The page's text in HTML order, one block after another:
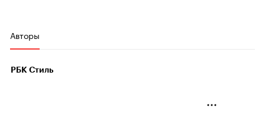
Авторы
РБК Стиль